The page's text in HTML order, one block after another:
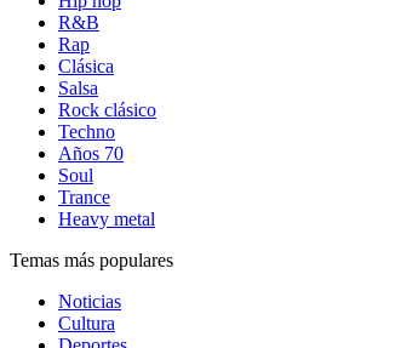
R&B
Rap
Clásica
Salsa
Rock clásico
Techno
Años 70
Soul
Trance
Heavy metal
Temas más populares
Noticias
Cultura